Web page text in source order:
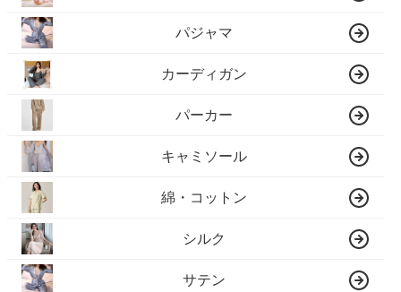
パジャマ
カーディガン
パーカー
キャミソール
綿・コットン
シルク
サテン